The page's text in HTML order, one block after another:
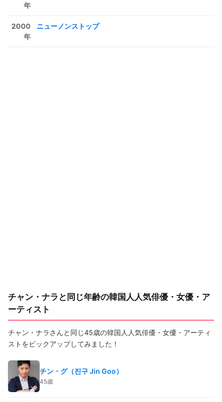
年
2000
年
ニューノンストップ
チャン・ナラと同じ年齢の韓国人人気俳優・女優・ア
ーティスト
チャン・ナラさんと同じ45歳の韓国人人気俳優・女優・アーティ
ストをピックアップしてみました！
チン・グ（진구 Jin Goo）
45歳